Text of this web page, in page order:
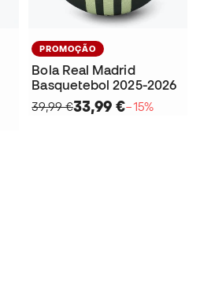
PROMOÇÃO
Bola Real Madrid
Basquetebol 2025-2026
39,99 €33,99 €−15%